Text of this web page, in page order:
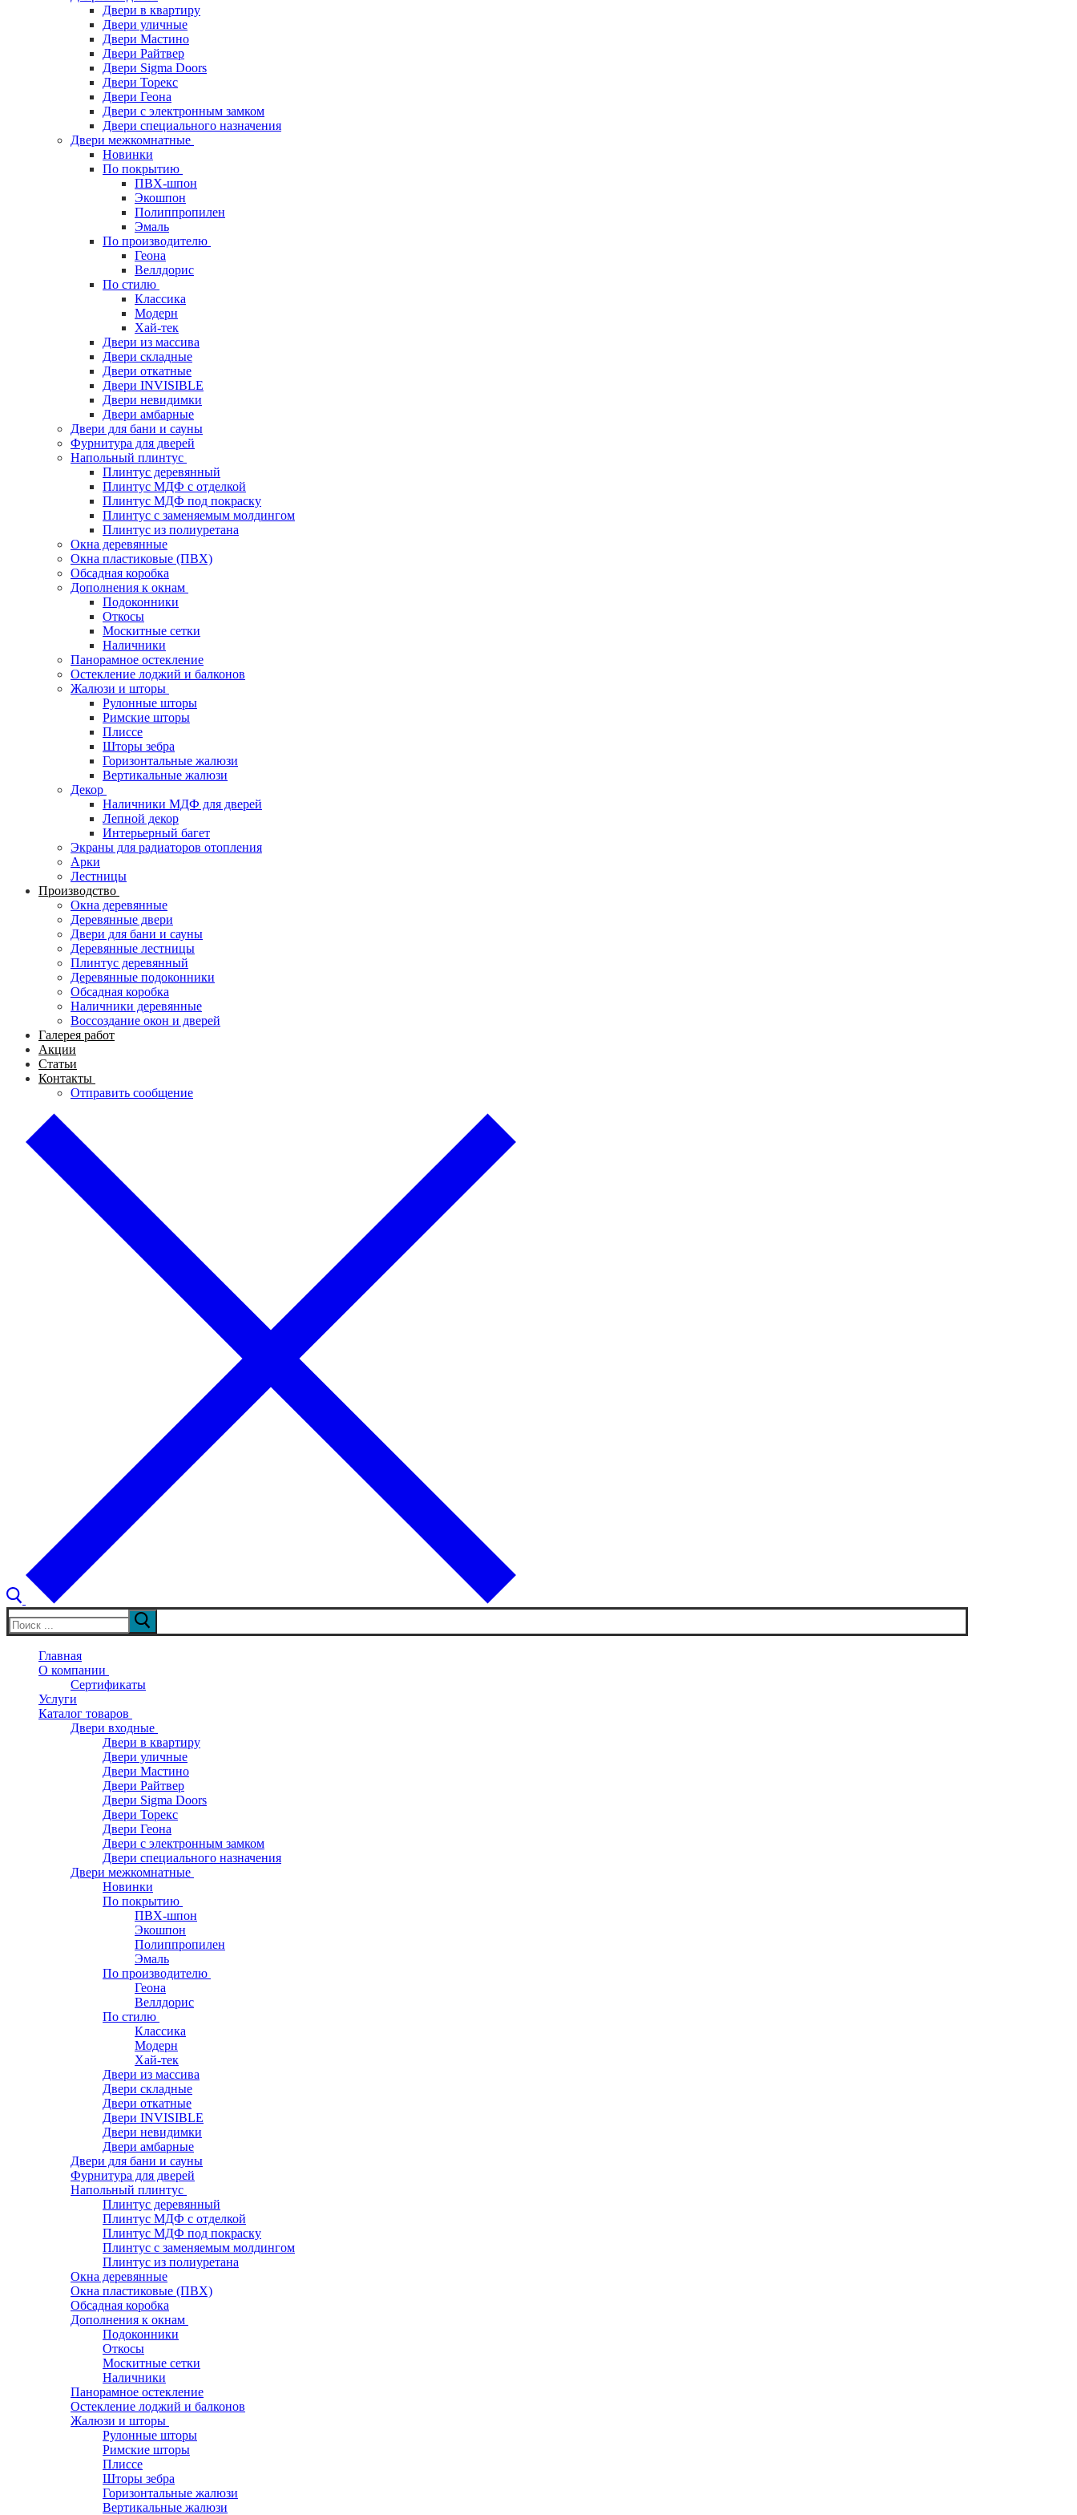
Двери в квартиру
Двери уличные
Двери Мастино
Двери Райтвер
Двери Sigma Doors
Двери Торекс
Двери Геона
Двери с электронным замком
Двери специального назначения
Двери межкомнатные
Новинки
По покрытию
ПВХ-шпон
Экошпон
Полиппропилен
Эмаль
По производителю
Геона
Веллдорис
По стилю
Классика
Модерн
Хай-тек
Двери из массива
Двери складные
Двери откатные
Двери INVISIBLE
Двери невидимки
Двери амбарные
Двери для бани и сауны
Фурнитура для дверей
Напольный плинтус
Плинтус деревянный
Плинтус МДФ с отделкой
Плинтус МДФ под покраску
Плинтус с заменяемым молдингом
Плинтус из полиуретана
Окна деревянные
Окна пластиковые (ПВХ)
Обсадная коробка
Дополнения к окнам
Подоконники
Откосы
Москитные сетки
Наличники
Панорамное остекление
Остекление лоджий и балконов
Жалюзи и шторы
Рулонные шторы
Римские шторы
Плиссе
Шторы зебра
Горизонтальные жалюзи
Вертикальные жалюзи
Декор
Наличники МДФ для дверей
Лепной декор
Интерьерный багет
Экраны для радиаторов отопления
Арки
Лестницы
Производство
Окна деревянные
Деревянные двери
Двери для бани и сауны
Деревянные лестницы
Плинтус деревянный
Деревянные подоконники
Обсадная коробка
Наличники деревянные
Воссоздание окон и дверей
Галерея работ
Акции
Статьи
Контакты
Отправить сообщение
Искать:
Главная
О компании
Сертификаты
Услуги
Каталог товаров
Двери входные
Двери в квартиру
Двери уличные
Двери Мастино
Двери Райтвер
Двери Sigma Doors
Двери Торекс
Двери Геона
Двери с электронным замком
Двери специального назначения
Двери межкомнатные
Новинки
По покрытию
ПВХ-шпон
Экошпон
Полиппропилен
Эмаль
По производителю
Геона
Веллдорис
По стилю
Классика
Модерн
Хай-тек
Двери из массива
Двери складные
Двери откатные
Двери INVISIBLE
Двери невидимки
Двери амбарные
Двери для бани и сауны
Фурнитура для дверей
Напольный плинтус
Плинтус деревянный
Плинтус МДФ с отделкой
Плинтус МДФ под покраску
Плинтус с заменяемым молдингом
Плинтус из полиуретана
Окна деревянные
Окна пластиковые (ПВХ)
Обсадная коробка
Дополнения к окнам
Подоконники
Откосы
Москитные сетки
Наличники
Панорамное остекление
Остекление лоджий и балконов
Жалюзи и шторы
Рулонные шторы
Римские шторы
Плиссе
Шторы зебра
Горизонтальные жалюзи
Вертикальные жалюзи